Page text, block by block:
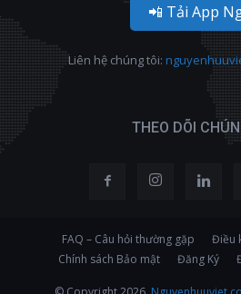
📲 Tải App
Liên hệ chúng tôi:
THEO DÕI
FAQ – Câu hỏi thường gặp
Điều
Chính sách Bảo mật
Đăng Ký